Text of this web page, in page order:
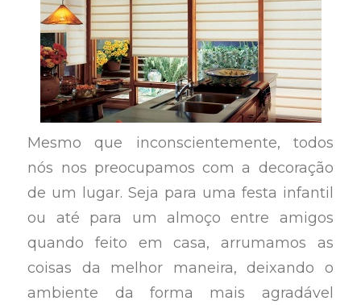
Mesmo que inconscientemente, todos
nós nos preocupamos com a decoração
de um lugar. Seja para uma festa infantil
ou até para um almoço entre amigos
quando feito em casa, arrumamos as
coisas da melhor maneira, deixando o
ambiente da forma mais agradável